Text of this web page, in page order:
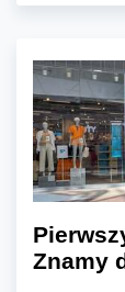
Znamy